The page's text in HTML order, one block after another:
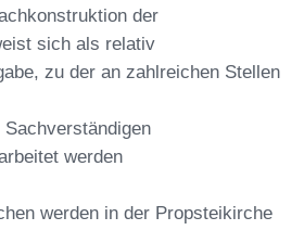
der
sich als relativ
zu der an zahlreichen Stellen
werden
werden in der Propsteikirche